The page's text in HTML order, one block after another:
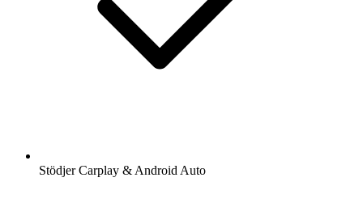
Stödjer Carplay & Android Auto